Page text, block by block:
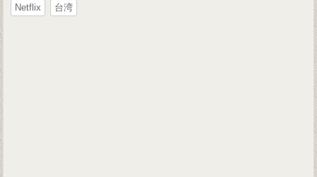
Netflix 台湾